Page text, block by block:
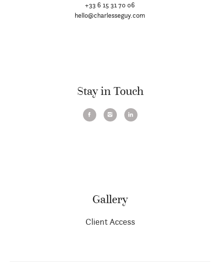
+33 6 15 31 70 06
hello@charlesseguy.com
Stay in Touch
Gallery
Client Access